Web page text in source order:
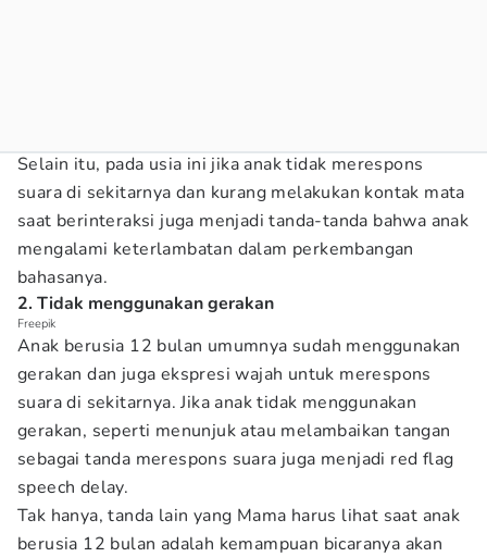
Selain itu, pada usia ini jika anak tidak merespons
suara di sekitarnya dan kurang melakukan kontak mata
saat berinteraksi juga menjadi tanda-tanda bahwa anak
mengalami keterlambatan dalam perkembangan
bahasanya.
2. Tidak menggunakan gerakan
Freepik
Anak berusia 12 bulan umumnya sudah menggunakan
gerakan dan juga ekspresi wajah untuk merespons
suara di sekitarnya. Jika anak tidak menggunakan
gerakan, seperti menunjuk atau melambaikan tangan
sebagai tanda merespons suara juga menjadi red flag
speech delay.
Tak hanya, tanda lain yang Mama harus lihat saat anak
berusia 12 bulan adalah kemampuan bicaranya akan